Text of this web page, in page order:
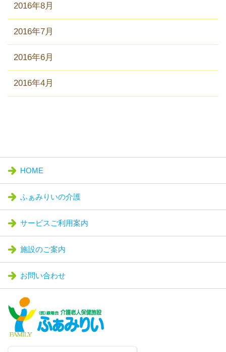
2016年8月
2016年7月
2016年6月
2016年4月
HOME
ふぁみりいの介護
サービスご利用案内
施設のご案内
お問い合わせ